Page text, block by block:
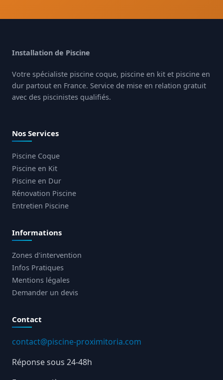
Installation de Piscine
Votre spécialiste piscine coque, piscine en kit et piscine en
dur partout en France. Service de mise en relation gratuit
avec des piscinistes qualifiés.
Nos Services
Piscine Coque
Piscine en Kit
Piscine en Dur
Rénovation Piscine
Entretien Piscine
Informations
Zones d'intervention
Infos Pratiques
Mentions légales
Demander un devis
Contact
contact@piscine-proximitoria.com
Réponse sous 24-48h